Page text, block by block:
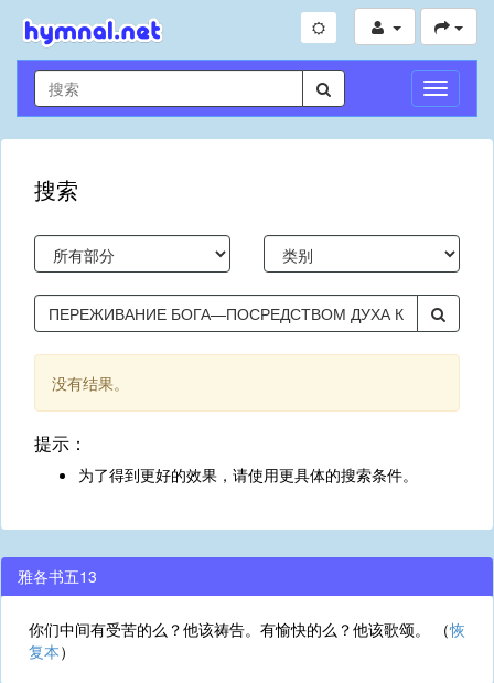
切
换
导
搜索
没有结果。
提示：
为了得到更好的效果，请使用更具体的搜索条件。
雅各书五13
你们中间有受苦的么？他该祷告。有愉快的么？他该歌颂。 （恢
复本）